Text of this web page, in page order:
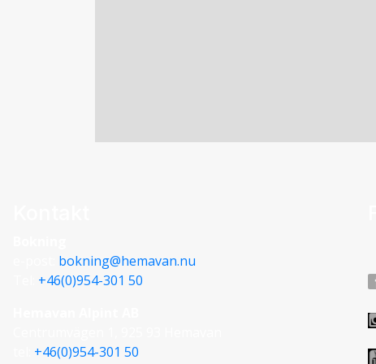
bokning@hemavan.nu
+46(0)954-301 50
+46(0)954-301 50